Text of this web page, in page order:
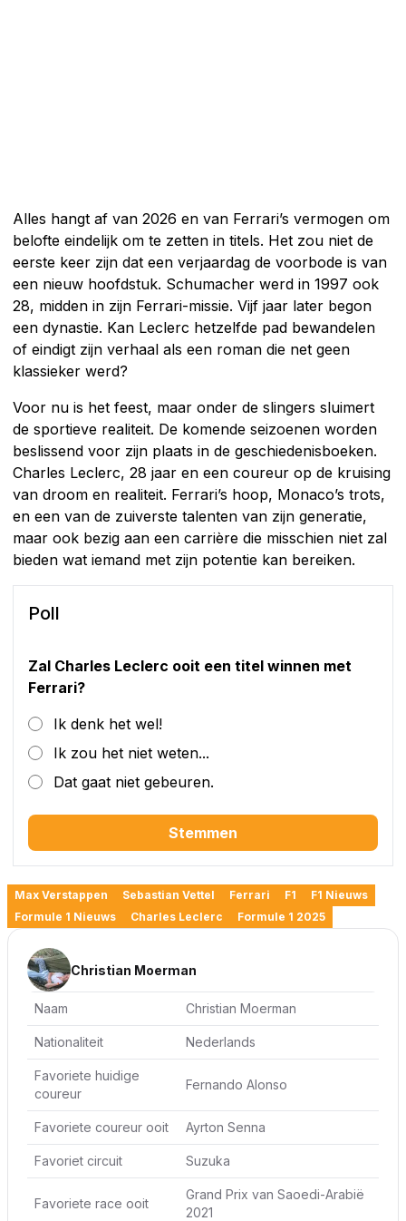
Alles hangt af van 2026 en van Ferrari’s vermogen om
belofte eindelijk om te zetten in titels. Het zou niet de
eerste keer zijn dat een verjaardag de voorbode is van
een nieuw hoofdstuk. Schumacher werd in 1997 ook
28, midden in zijn Ferrari-missie. Vijf jaar later begon
een dynastie. Kan Leclerc hetzelfde pad bewandelen
of eindigt zijn verhaal als een roman die net geen
klassieker werd?
Voor nu is het feest, maar onder de slingers sluimert
de sportieve realiteit. De komende seizoenen worden
beslissend voor zijn plaats in de geschiedenisboeken.
Charles Leclerc, 28 jaar en een coureur op de kruising
van droom en realiteit. Ferrari’s hoop, Monaco’s trots,
en een van de zuiverste talenten van zijn generatie,
maar ook bezig aan een carrière die misschien niet zal
bieden wat iemand met zijn potentie kan bereiken.
Poll
Zal Charles Leclerc ooit een titel winnen met
Ferrari?
Ik denk het wel!
Ik zou het niet weten...
Dat gaat niet gebeuren.
Stemmen
Max Verstappen Sebastian Vettel Ferrari F1
F1 Nieuws
Formule 1 Nieuws
Charles Leclerc Formule 1 2025
Christian Moerman
Naam Christian Moerman
Nationaliteit Nederlands
Favoriete huidige
coureur
Fernando Alonso
Favoriete coureur ooit Ayrton Senna
Favoriet circuit Suzuka
Favoriete race ooit
Grand Prix van Saoedi-Arabië
2021